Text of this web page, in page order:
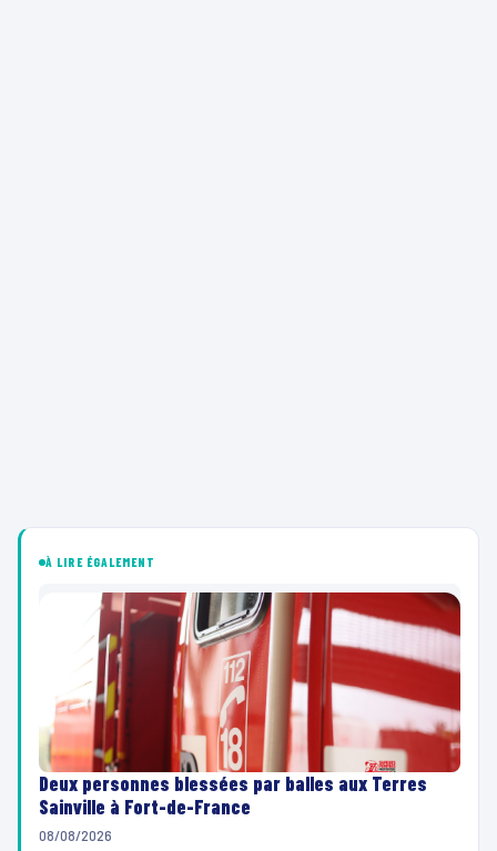
À LIRE ÉGALEMENT
Deux personnes blessées par balles aux Terres
Sainville à Fort-de-France
08/08/2026